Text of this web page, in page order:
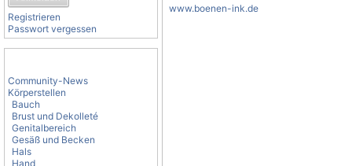
Registrieren
Passwort vergessen
Community-News
Körperstellen
Bauch
Brust und Dekolleté
Genitalbereich
Gesäß und Becken
Hals
Hand
www.boenen-ink.de